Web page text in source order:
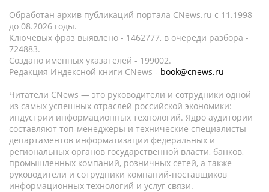
Обработан архив публикаций портала CNews.ru c 11.1998
до 08.2026 годы.
Ключевых фраз выявлено - 1462777, в очереди разбора -
724883.
Создано именных указателей - 199002.
Редакция Индексной книги CNews - book@cnews.ru
Читатели CNews — это руководители и сотрудники одной
из самых успешных отраслей российской экономики:
индустрии информационных технологий. Ядро аудитории
составляют топ-менеджеры и технические специалисты
департаментов информатизации федеральных и
региональных органов государственной власти, банков,
промышленных компаний, розничных сетей, а также
руководители и сотрудники компаний-поставщиков
информационных технологий и услуг связи.